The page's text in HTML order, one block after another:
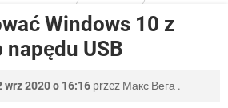
NETFLIX
FACEBOOK
TIKTOK
WHATSAPP
FACEBOOK
TIKTOK
TIKTOK
Windows 10 z
napędu USB
wrz 2020 o 16:16 przez Макс Вега .